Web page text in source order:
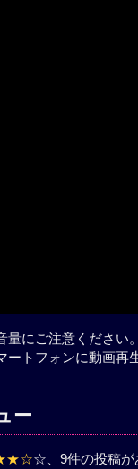
にご注意ください。
トフォンに動画再
ー
☆、9件の投稿が